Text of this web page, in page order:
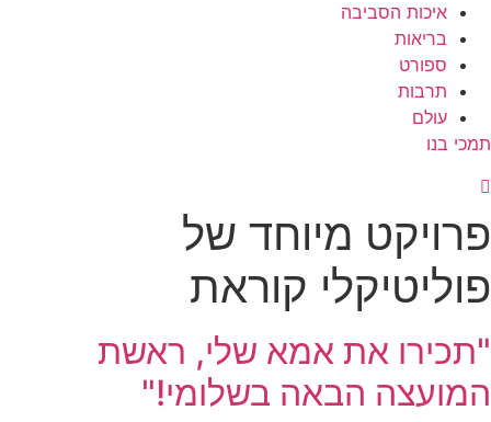
איכות הסביבה
בריאות
ספורט
תרבות
עולם
תמכי בנו
פרויקט מיוחד של
פוליטיקלי קוראת
"תכירו את אמא שלי, ראשת
המועצה הבאה בשלומי!"